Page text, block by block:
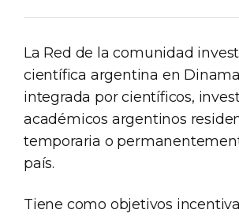
La Red de la comunidad
científica argentina en
integrada por científicos,
académicos argentinos
temporaria o
país.
Tiene como objetivos